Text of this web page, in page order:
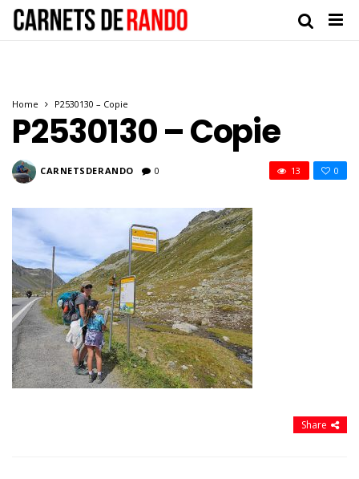
Home P2530130 – Copie
P2530130 – Copie
CARNETSDERANDO 0 0
13
Share